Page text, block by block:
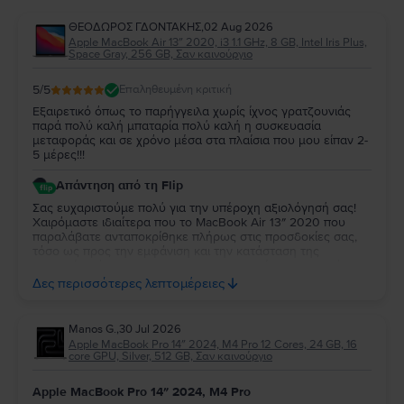
ΘΕΟΔΩΡΟΣ ΓΔΟΝΤΑΚΗΣ,02 Aug 2026
Apple MacBook Air 13″ 2020, i3 1.1 GHz, 8 GB, Intel Iris Plus,
Space Gray, 256 GB, Σαν καινούργιο
5/5 Επαληθευμένη κριτική
Εξαιρετικό όπως το παρήγγειλα χωρίς ίχνος γρατζουνιάς
παρά πολύ καλή μπαταρία πολύ καλή η συσκευασία
μεταφοράς και σε χρόνο μέσα στα πλαίσια που μου είπαν 2-
5 μέρες!!!
Απάντηση από τη Flip
Σας ευχαριστούμε πολύ για την υπέροχη αξιολόγησή σας!
Χαιρόμαστε ιδιαίτερα που το MacBook Air 13″ 2020 που
παραλάβατε ανταποκρίθηκε πλήρως στις προσδοκίες σας,
παράδοσης. Σας ευχαριστούμε για την εμπιστοσύνη σας και
ευχόμαστε να το χαρείτε!
Δες περισσότερες λεπτομέρειες
Manos G.,30 Jul 2026
Apple MacBook Pro 14″ 2024, M4 Pro 12 Cores, 24 GB, 16
core GPU, Silver, 512 GB, Σαν καινούργιο
Apple MacBook Pro 14″ 2024, M4 Pro